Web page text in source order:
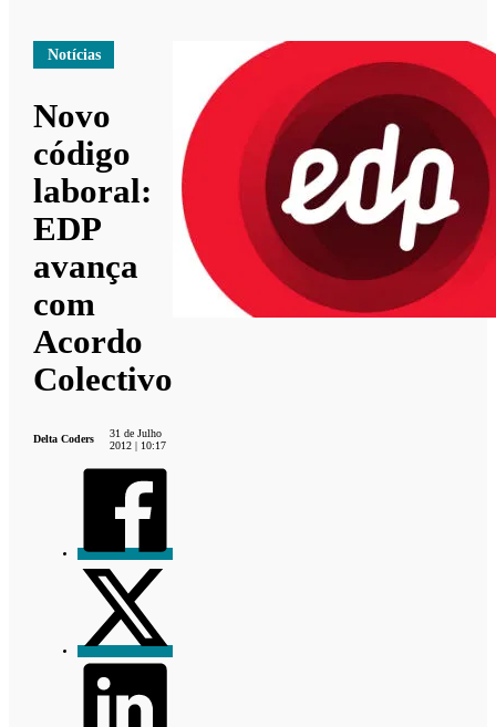
Notícias
Novo
código
laboral:
EDP
avança
com
Acordo
Colectivo
Delta Coders
31 de Julho
2012 | 10:17